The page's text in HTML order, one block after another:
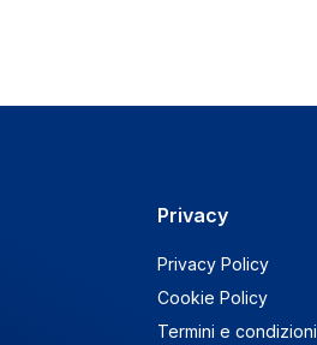
Privacy
Privacy Policy
Cookie Policy
Termini e condizioni